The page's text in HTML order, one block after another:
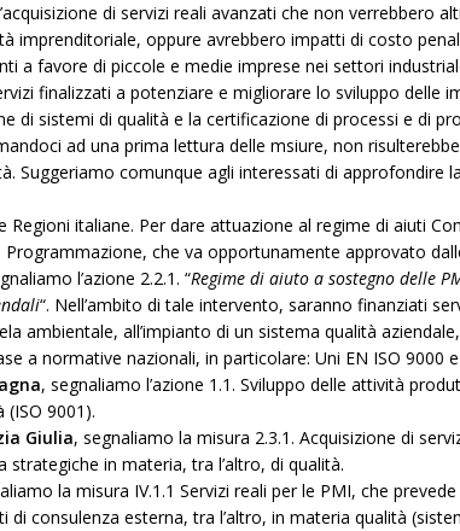
di servizi reali avanzati che non verrebbero
imprenditoriale, oppure avrebbero impatti di costo
a favore di piccole e medie imprese nei settori
finalizzati a potenziare e migliorare lo sviluppo delle
di sistemi di qualità e la certificazione di processi e di
ad una prima lettura delle msiure, non
Suggeriamo comunque agli interessati di approfondire
Regioni italiane. Per dare attuazione al regime di aiuti
che va opportunamente approvato
l’azione 2.2.1. “Regime di aiuto a sostegno delle
“. Nell’ambito di tale intervento, saranno finanziati
ambientale, all’impianto di un sistema qualità
a normative nazionali, in particolare: Uni EN ISO 9000
, segnaliamo l’azione 1.1. Sviluppo delle attività
9001).
Giulia, segnaliamo la misura 2.3.1. Acquisizione di
strategiche in materia, tra l’altro, di qualità.
la misura IV.1.1 Servizi reali per le PMI, che
di consulenza esterna, tra l’altro, in materia qualità